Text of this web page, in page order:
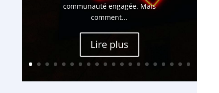
communauté engagée. Mais
comment...
Lire plus